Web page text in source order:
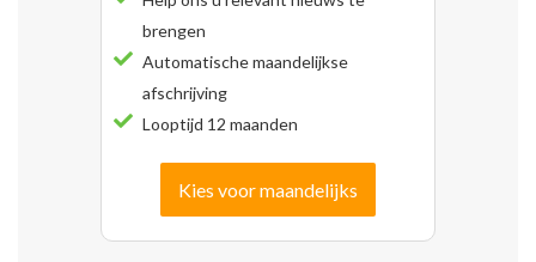
brengen
Automatische maandelijkse
afschrijving
Looptijd 12 maanden
Kies voor maandelijks